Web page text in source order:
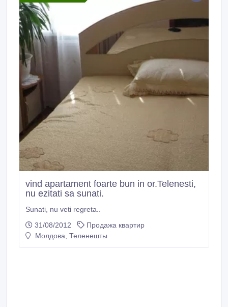
vind apartament foarte bun in or.Telenesti,
nu ezitati sa sunati.
Sunati, nu veti regreta..
31/08/2012
Продажа квартир
Молдова, Теленешты